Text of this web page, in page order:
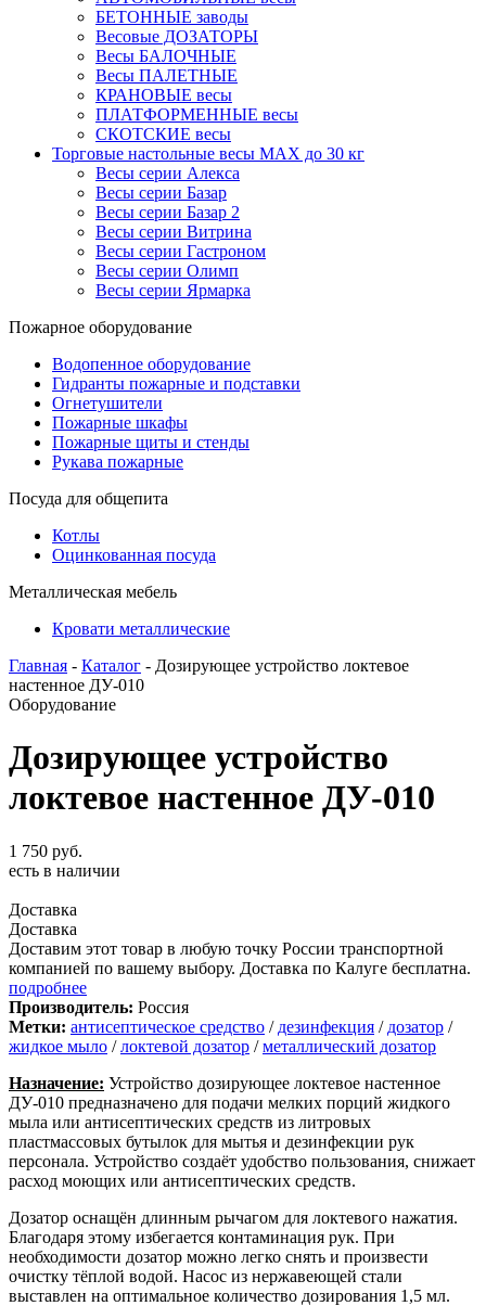
БЕТОННЫЕ заводы
Весовые ДОЗАТОРЫ
Весы БАЛОЧНЫЕ
Весы ПАЛЕТНЫЕ
КРАНОВЫЕ весы
ПЛАТФОРМЕННЫЕ весы
СКОТСКИЕ весы
Торговые настольные весы MAX до 30 кг
Весы серии Алекса
Весы серии Базар
Весы серии Базар 2
Весы серии Витрина
Весы серии Гастроном
Весы серии Олимп
Весы серии Ярмарка
Пожарное оборудование
Водопенное оборудование
Гидранты пожарные и подставки
Огнетушители
Пожарные шкафы
Пожарные щиты и стенды
Рукава пожарные
Посуда для общепита
Котлы
Оцинкованная посуда
Металлическая мебель
Кровати металлические
Главная - Каталог - Дозирующее устройство локтевое
настенное ДУ-010
Оборудование
Дозирующее устройство
локтевое настенное ДУ-010
1 750 руб.
есть в наличии
Доставка
Доставка
Доставим этот товар в любую точку России транспортной
компанией по вашему выбору. Доставка по Калуге бесплатна.
подробнее
Производитель: Россия
Метки: антисептическое средство / дезинфекция / дозатор /
жидкое мыло /локтевой дозатор /металлический дозатор
Назначение: Устройство дозирующее локтевое настенное
ДУ-010 предназначено для подачи мелких порций жидкого
мыла или антисептических средств из литровых
пластмассовых бутылок для мытья и дезинфекции рук
персонала. Устройство создаёт удобство пользования, снижает
расход моющих или антисептических средств.
Дозатор оснащён длинным рычагом для локтевого нажатия.
Благодаря этому избегается контаминация рук. При
необходимости дозатор можно легко снять и произвести
очистку тёплой водой. Насос из нержавеющей стали
выставлен на оптимальное количество дозирования 1,5 мл.